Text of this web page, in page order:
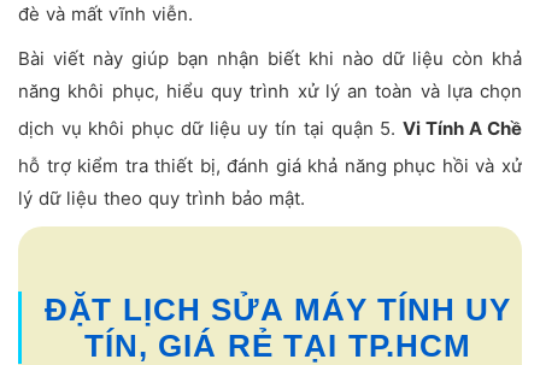
đè và mất vĩnh viễn.
Bài viết này giúp bạn nhận biết khi nào dữ liệu còn khả
năng khôi phục, hiểu quy trình xử lý an toàn và lựa chọn
dịch vụ khôi phục dữ liệu uy tín tại quận 5. Vi Tính A Chề
hỗ trợ kiểm tra thiết bị, đánh giá khả năng phục hồi và xử
lý dữ liệu theo quy trình bảo mật.
ĐẶT LỊCH SỬA MÁY TÍNH UY
TÍN, GIÁ RẺ TẠI TP.HCM